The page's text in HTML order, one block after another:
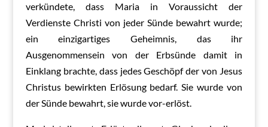
verkündete, dass Maria in Voraussicht der
Verdienste Christi von jeder Sünde bewahrt wurde;
ein einzigartiges Geheimnis, das ihr
Ausgenommensein von der Erbsünde damit in
Einklang brachte, dass jedes Geschöpf der von Jesus
Christus bewirkten Erlösung bedarf. Sie wurde von
der Sünde bewahrt, sie wurde vor-erlöst.